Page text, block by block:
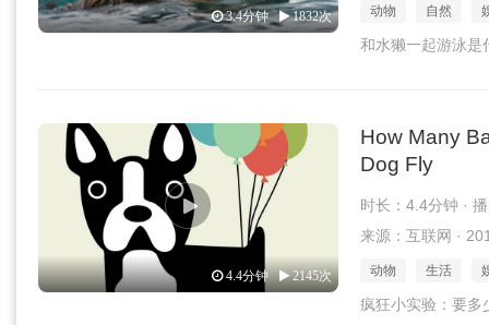
3.4分钟 1832次 动物 自然
和水獭一起游泳是
4.4分钟 2145次
How Many
Dog Fly
时长：4.4分钟 ·
来源：互联网 ·
动物 生活
疯狂小实验：要多